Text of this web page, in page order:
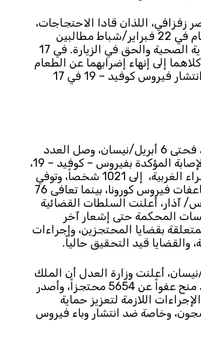
زفزافي، اللذان قادا الاحتجاجات،
بدآ إضرابًا عن الطعام في 22 فبراير/شباط مطالبين
بالحصول على الرعاية الصحية والحق في الزيارة. في 17
إلى إنهاء إضرابهما عن الطعام
بسبب مخاوف من انتشار فيروس كوفيد – 19 في 17
وفقًا لوزارة الصحة، فحتى 6 أبريل/نيسان، وصل العدد
الإجمالي لحالات الإصابة المؤكدة بفيروس – كوفيد – 19،
إلى 1021
شخصاً، وتوفي
70 شخصًا من مضاعفات فيروس كورونا، بينما تعافى 76
وفي 16 مارس/ آذار، أعلنت السلطات القضائية
المحكمة حتى إشعار آخر
بقضايا المحتجزين، وإجراءات
والقضايا قيد التحقيق حالياً.
5 أبريل/نيسان، أعلنت وزارة العدل أن الملك
محمد السادس قد منح عفواً عن 5654 محتجزاً، وأصدر
اللازمة لتعزيز حماية
وخاصة ضد انتشار وباء فيروس